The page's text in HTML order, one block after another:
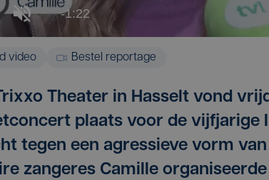
video Bestel reportage
Theater in Hasselt vond
plaats voor de vijfjarige
tegen een agressieve vorm
zangeres Camille